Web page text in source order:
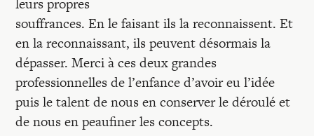
leurs propres
souffrances. En le faisant ils la reconnaissent. Et
en la reconnaissant, ils peuvent désormais la
dépasser. Merci à ces deux grandes
professionnelles de l’enfance d’avoir eu l’idée
puis le talent de nous en conserver le déroulé et
de nous en peaufiner les concepts.